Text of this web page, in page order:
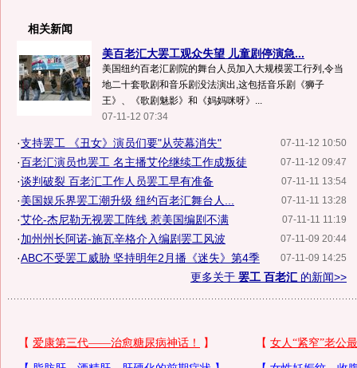
相关新闻
美百老汇大罢工观众失望 儿童剧停演急...
美国纽约百老汇剧院的舞台人员加入大规模罢工行列,令当
地二十套歌剧和音乐剧没法演出,这包括音乐剧《狮子
王》、《歌剧魅影》和《妈妈咪呀》...
07-11-12 07:34
07-11-12 10:50
·支持罢工 《丑女》演员们要"从荧幕消失"
07-11-12 09:47
·百老汇演员也罢工 名主播艾伦继续工作成叛徒
07-11-11 13:54
·谈判破裂 百老汇工作人员罢工早有准备
07-11-11 13:28
·美国娱乐界罢工潮升级 纽约百老汇舞台人...
07-11-11 11:19
·艾伦-杰尼勒无视罢工阵线 惹美国编剧不满
07-11-09 20:44
·加州州长阿诺-施瓦辛格介入编剧罢工风波
07-11-09 14:25
·ABC不受罢工威胁 坚持明年2月播《迷失》第4季
更多关于 罢工 百老汇 的新闻>>